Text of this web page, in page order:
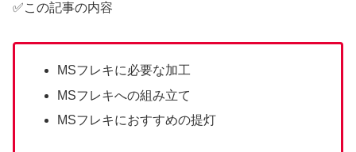
✅この記事の内容
MSフレキに必要な加工
MSフレキへの組み立て
MSフレキにおすすめの提灯